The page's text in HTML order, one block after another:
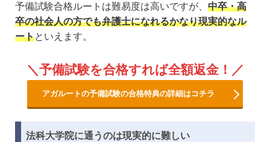
予備試験合格ルートは難易度は高いですが、 中卒・高
卒の社会人の方でも弁護士になれるかなり現実的なル
ートといえます。
予備試験を合格すれば全額返金！
アガルートの予備試験の合格特典の詳細はコチラ
法科大学院に通うのは現実的に難しい